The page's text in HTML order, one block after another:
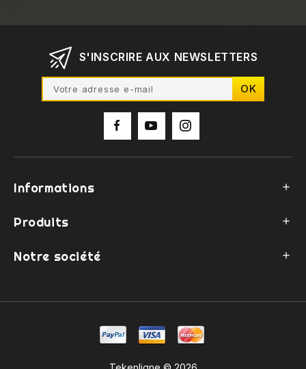
S'INSCRIRE AUX NEWSLETTERS
Informations 
Produits 
Notre société 